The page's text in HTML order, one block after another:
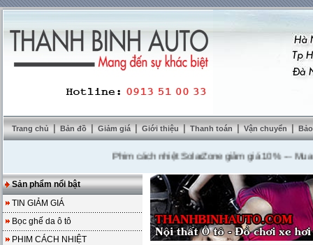
Trang chủ | Bản đồ | Giảm giá | Giới thiệu | Thanh toán | Vận chuyển |
Phim cách nhiệt SolarZone giảm giá 10%---Mua
Sản phẩm nổi bật
TIN GIẢM GIÁ
Bọc ghế da ô tô
PHIM CÁCH NHIỆT